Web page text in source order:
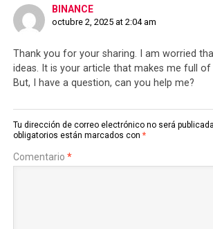
BINANCE
octubre 2, 2025 at 2:04 am
Thank you for your sharing. I am worried
ideas. It is your article that makes me full of
But, I have a question, can you help me?
Tu dirección de correo electrónico no será
obligatorios están marcados con *
Comentario *